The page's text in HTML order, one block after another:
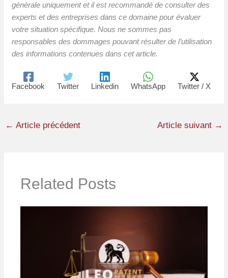
générale uniquement et il est recommandé de consulter des
experts et des entreprises dans ce domaine pour évaluer
votre situation spécifique. Nous ne sommes pas
responsables des dommages pouvant résulter de l’utilisation
des informations contenues dans cet article.
Facebook Twitter Linkedin WhatsApp Twitter / X
← Article précédent Article suivant →
Related Posts